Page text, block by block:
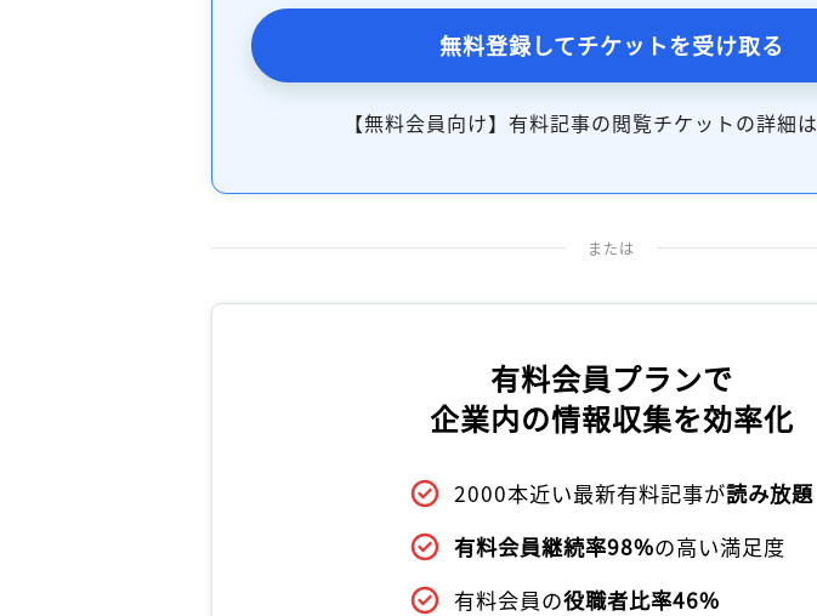
無料登録してチケットを受け取る
【無料会員向け】有料記事の閲覧チケットの詳細は
または
有料会員プランで
企業内の情報収集を効率化
2000本近い最新有料記事が読み放題
有料会員継続率98%の高い満足度
有料会員の役職者比率46%